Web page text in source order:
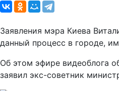
Заявления мэра Киева
данный процесс в городе,
Об этом эфире видеоблога
заявил экс-советник